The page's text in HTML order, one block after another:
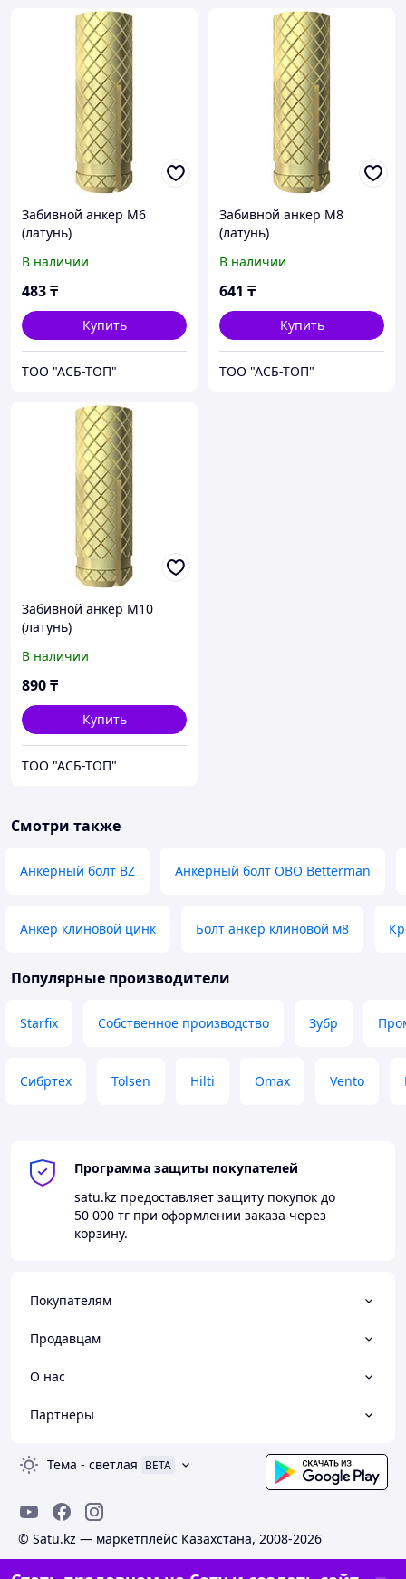
Забивной анкер M6
(латунь)
В наличии
483₸
Купить
ТОО "АСБ-ТОП"
Забивной анкер M8
(латунь)
В наличии
641 ₸
Купить
ТОО "АСБ-ТОП"
Забивной анкер M10
(латунь)
В наличии
890₸
Купить
ТОО "АСБ-ТОП"
Смотри также
Анкерный болт BZ Анкерный болт OBO Betterman
Анкер клиновой цинк Болт анкер клиновой м8
Популярные производители
Starfix Собственное производство Зубр
Сибртех Tolsen Hilti Omax Vento
Программа защиты покупателей
satu.kz предоставляет защиту покупок до
50 000 тг при оформлении заказа через
корзину.
Покупателям
Продавцам
О нас
Партнеры
Тема - светлая BETA
© Satu.kz — маркетплейс Казахстана, 2008-2026